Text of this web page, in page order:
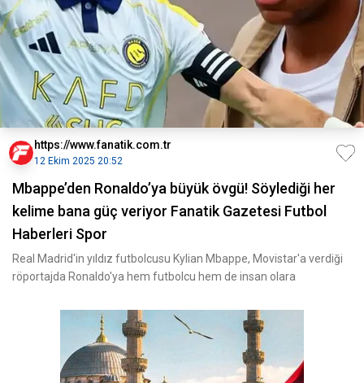
https://www.fanatik.com.tr
12 Ekim 2025 20:52
Mbappe’den Ronaldo’ya büyük övgü! Söylediği her
kelime bana güç veriyor Fanatik Gazetesi Futbol
Haberleri Spor
Real Madrid'in yıldız futbolcusu Kylian Mbappe, Movistar'a verdiği
röportajda Ronaldo'ya hem futbolcu hem de insan olara